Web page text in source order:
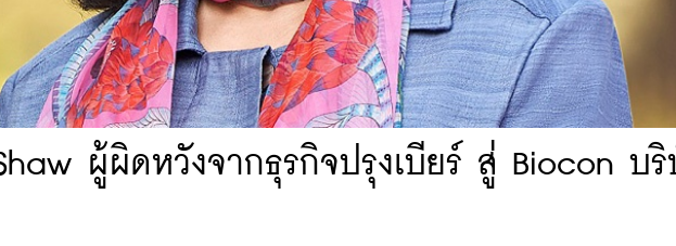
ผู้ผิดหวังจากธุรกิจปรุงเบียร์ สู่ Biocon บ